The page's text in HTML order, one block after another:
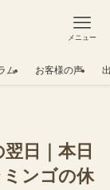
メニュー
ム お客様の声
日｜本日
ンゴの休